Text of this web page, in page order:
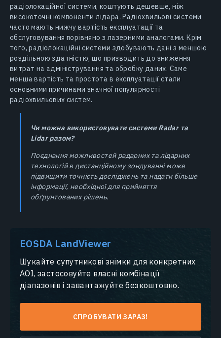
радіолокаційної системи, коштують дешевше, ніж
високоточні компоненти лідара. Радіохвильові системи
часто мають нижчу вартість експлуатації та
обслуговування порівняно з лазерними аналогами. Крім
того, радіолокаційні системи здобувають дані з меншою
роздільною здатністю, що призводить до зниження
витрат на адміністрування та обробку даних. Саме
менша вартість та простота в експлуатації стали
основними причинами значної популярності
радіохвильових систем.
Чи можна використовувати системи Radar та
Lidar разом?
Поєднання можливостей радарних та лідарних
технологій в дистанційному зондуванні може
підвищити точність досліджень та надати більше
інформації, необхідної для прийняття
обґрунтованих рішень.
EOSDA LandViewer
Шукайте супутникові знімки для конкретних
AOI, застосовуйте власні комбінації
діапазонів і завантажуйте безкоштовно.
СПРОБУВАТИ ЗАРАЗ!